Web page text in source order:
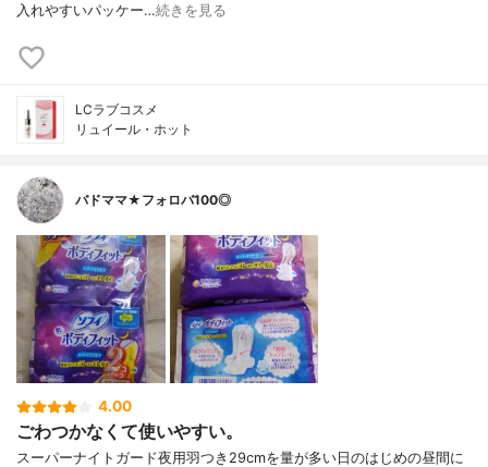
入れやすいパッケー…続きを見る
LCラブコスメ
リュイール・ホット
バドママ★フォロバ100◎
4.00
ごわつかなくて使いやすい。
スーパーナイトガード夜用羽つき29cmを量が多い日のはじめの昼間に